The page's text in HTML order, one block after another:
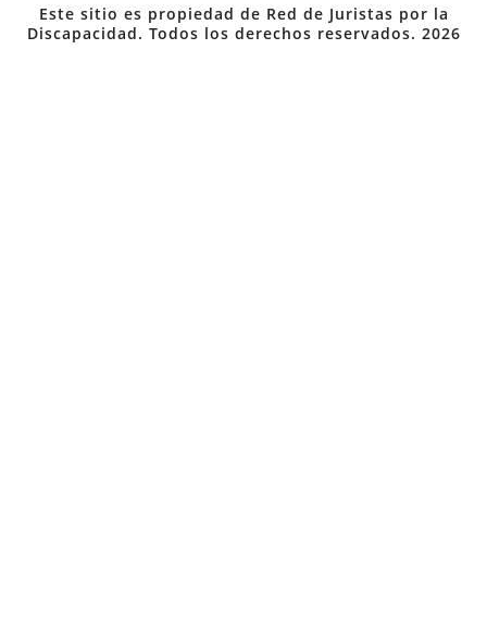
Este sitio es propiedad de Red de Juristas por la
Discapacidad. Todos los derechos reservados. 2026